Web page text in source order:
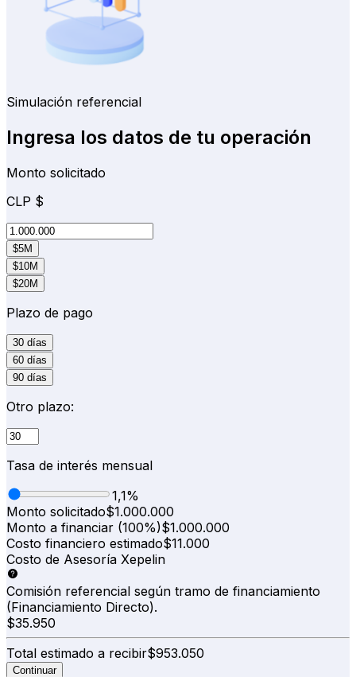
Simulación referencial
Ingresa los datos de tu operación
Monto solicitado
CLP $
$5M
$10M
$20M
Plazo de pago
30 días
60 días
90 días
Otro plazo:
Tasa de interés mensual
1,1%
Monto solicitado$1.000.000
Monto a financiar (100%)$1.000.000
Costo financiero estimado$11.000
Costo de Asesoría Xepelin
Comisión referencial según tramo de financiamiento
(Financiamiento Directo).
$35.950
Total estimado a recibir$953.050
Continuar